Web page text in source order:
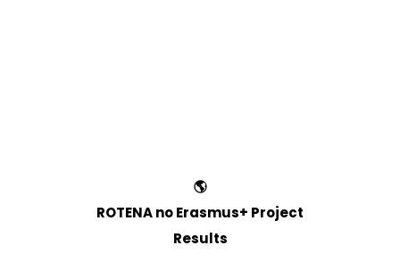
🌎
ROTENA no Erasmus+ Project
Results